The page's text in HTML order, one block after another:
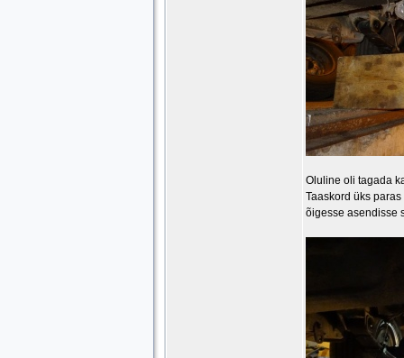
Oluline oli tagada
Taaskord üks
õigesse asendisse